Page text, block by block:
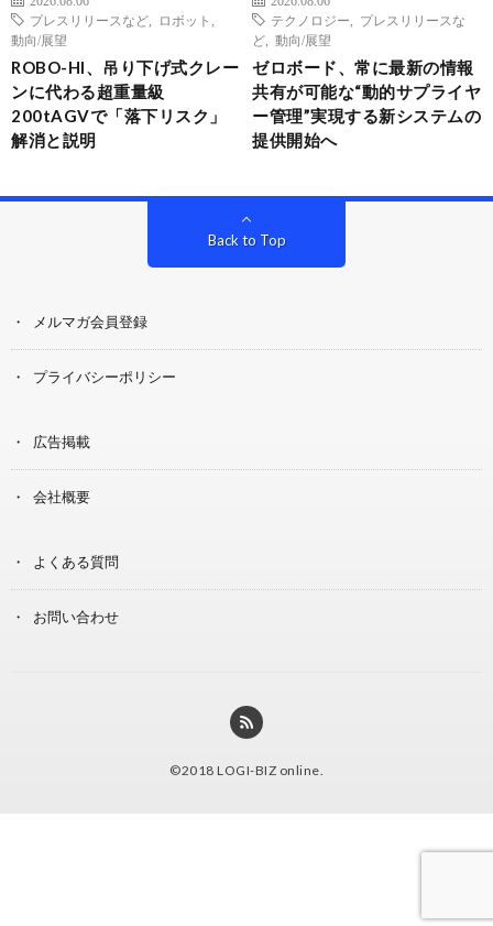
プレスリリースなど
ロボット
動向/展望
ROBO-HI、吊り下げ式クレー
ンに代わる超重量級
200tAGVで「落下リスク」
解消と説明
テクノロジー
プレスリリースな
ど
動向/展望
ゼロボード、常に最新の情報
共有が可能な“動的サプライヤ
ー管理”実現する新システムの
提供開始へ
Back to Top
メルマガ会員登録
プライバシーポリシー
広告掲載
会社概要
よくある質問
お問い合わせ
©2018 LOGI-BIZ online